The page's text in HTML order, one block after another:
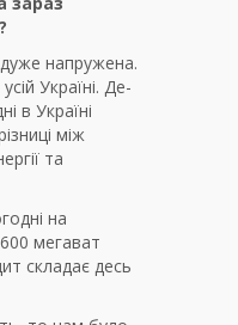
дуже напружена.
Україні. Де-
в Україні
між
та
на
мегават
складає десь